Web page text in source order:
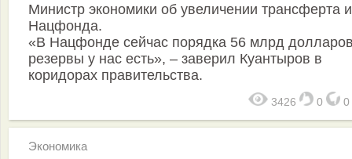
Министр экономики об увеличении трансферта
Нацфонда.
«В Нацфонде сейчас порядка 56 млрд
резервы у нас есть», – заверил Куантыров в
коридорах правительства.
3426 0 0
Экономика